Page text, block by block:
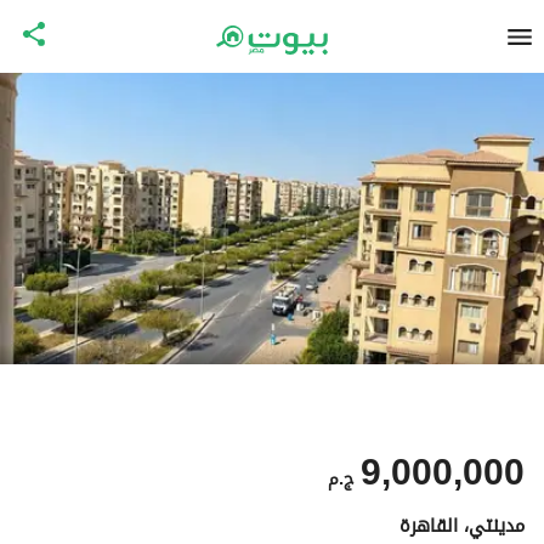
ج.م 9,000,000
مدينتي، القاهرة